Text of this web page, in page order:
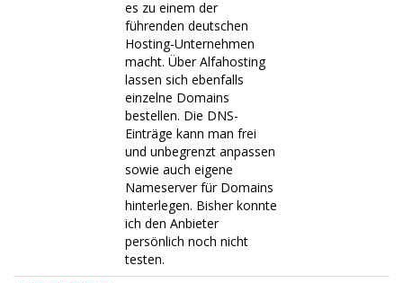
es zu einem der
führenden deutschen
Hosting-Unternehmen
macht. Über Alfahosting
lassen sich ebenfalls
einzelne Domains
bestellen. Die DNS-
Einträge kann man frei
und unbegrenzt anpassen
sowie auch eigene
Nameserver für Domains
hinterlegen. Bisher konnte
ich den Anbieter
persönlich noch nicht
testen.